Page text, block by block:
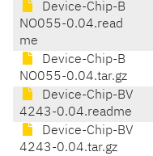
Device-Chip-B
NO055-0.04.read
me
Device-Chip-B
NO055-0.04.tar.gz
Device-Chip-BV
4243-0.04.readme
Device-Chip-BV
4243-0.04.tar.gz